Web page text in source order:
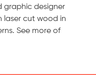
graphic designer
laser cut wood in
See more of